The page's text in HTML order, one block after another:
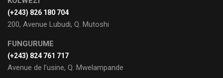
(+243) 826 180 704
200, Avenue Lubudi, Q. Mutoshi
FUNGURUME
(+243) 824 761 717
Avenue de l’usine, Q. Mwelampande